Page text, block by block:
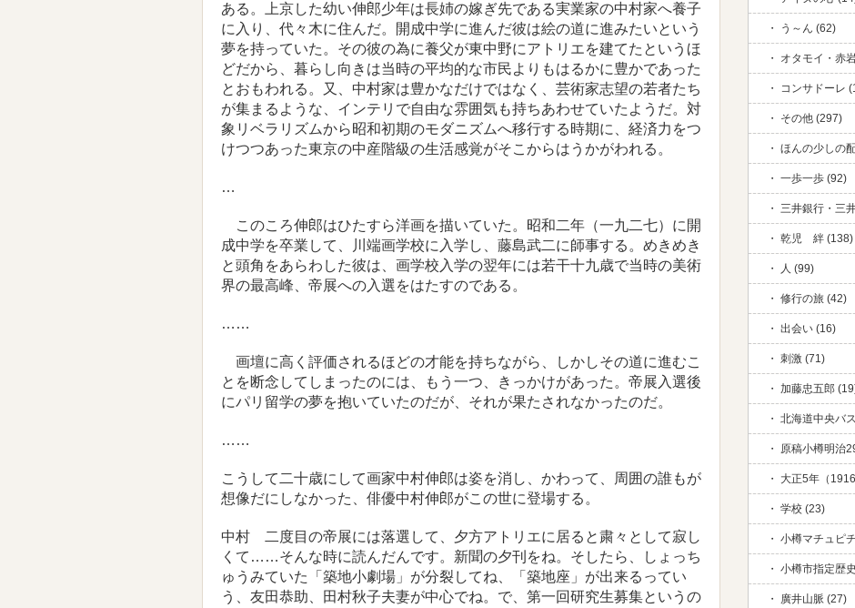
ある。上京した幼い伸郎少年は長姉の嫁ぎ先である実業家の中村家へ養子
に入り、代々木に住んだ。開成中学に進んだ彼は絵の道に進みたいという
夢を持っていた。その彼の為に養父が東中野にアトリエを建てたというほ
どだから、暮らし向きは当時の平均的な市民よりもはるかに豊かであった
とおもわれる。又、中村家は豊かなだけではなく、芸術家志望の若者たち
が集まるような、インテリで自由な雰囲気も持ちあわせていたようだ。対
象リベラリズムから昭和初期のモダニズムへ移行する時期に、経済力をつ
けつつあった東京の中産階級の生活感覚がそこからはうかがわれる。
…
このころ伸郎はひたすら洋画を描いていた。昭和二年（一九二七）に開
成中学を卒業して、川端画学校に入学し、藤島武二に師事する。めきめき
と頭角をあらわした彼は、画学校入学の翌年には若干十九歳で当時の美術
界の最高峰、帝展への入選をはたすのである。
……
画壇に高く評価されるほどの才能を持ちながら、しかしその道に進むこ
とを断念してしまったのには、もう一つ、きっかけがあった。帝展入選後
にパリ留学の夢を抱いていたのだが、それが果たされなかったのだ。
……
こうして二十歳にして画家中村伸郎は姿を消し、かわって、周囲の誰もが
想像だにしなかった、俳優中村伸郎がこの世に登場する。
中村 二度目の帝展には落選して、夕方アトリエに居ると粛々として寂し
くて……そんな時に読んだんです。新聞の夕刊をね。そしたら、しょっち
ゅうみていた「築地小劇場」が分裂してね、「築地座」が出来るってい
う、友田恭助、田村秋子夫妻が中心でね。で、第一回研究生募集というの
う～ん (62)
オタモイ・赤
コンサドーレ
その他 (297)
ほんの少しの
一歩一歩 (92)
三井銀行・三
乾児 絆 (138)
人 (99)
修行の旅 (42)
出会い (16)
刺激 (71)
加藤忠五郎
北海道中央バ
原稿小樽明治
大正5年（
学校 (23)
小樽マチュピ
小樽市指定歴
廣井山脈 (27)